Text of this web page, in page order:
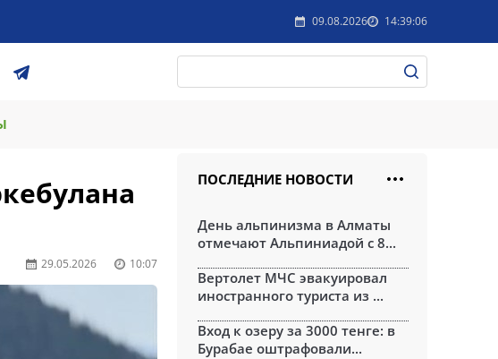
09.08.2026 14:39:06
29.05.2026 10:07
ПОСЛЕДНИЕ НОВОСТИ
День альпинизма в Алматы
отмечают Альпиниадой с 8...
Вертолет МЧС эвакуировал
иностранного туриста из ...
Вход к озеру за 3000 тенге: в
Бурабае оштрафовали...